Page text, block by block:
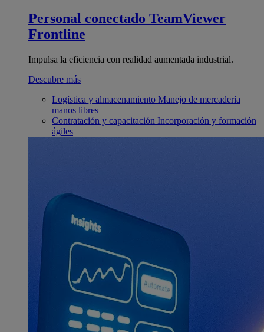
Personal conectado TeamViewer
Frontline
Impulsa la eficiencia con realidad aumentada industrial.
Descubre más
Logística y almacenamiento Manejo de mercadería
manos libres
Contratación y capacitación Incorporación y formación
ágiles